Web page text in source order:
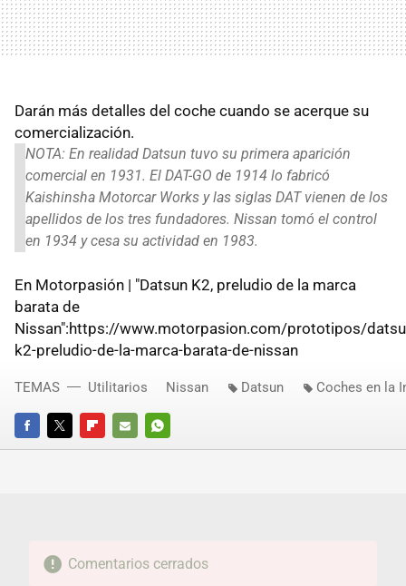
Darán más detalles del coche cuando se acerque su
comercialización.
NOTA: En realidad Datsun tuvo su primera aparición
comercial en 1931. El DAT-GO de 1914 lo fabricó
Kaishinsha Motorcar Works y las siglas DAT vienen de los
apellidos de los tres fundadores. Nissan tomó el control
en 1934 y cesa su actividad en 1983.
En Motorpasión | "Datsun K2, preludio de la marca
barata de
Nissan":https://www.motorpasion.com/prototipos/
k2-preludio-de-la-marca-barata-de-nissan
FACEBOOKTWITTERFLIPBOARD
E-
WHATSAPP
TEMAS Utilitarios Nissan Datsun Coches en la
Comentarios cerrados